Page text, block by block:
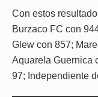
Con estos
Burzaco FC con
Glew con 857;
Aquarela Guernica
97; Independiente